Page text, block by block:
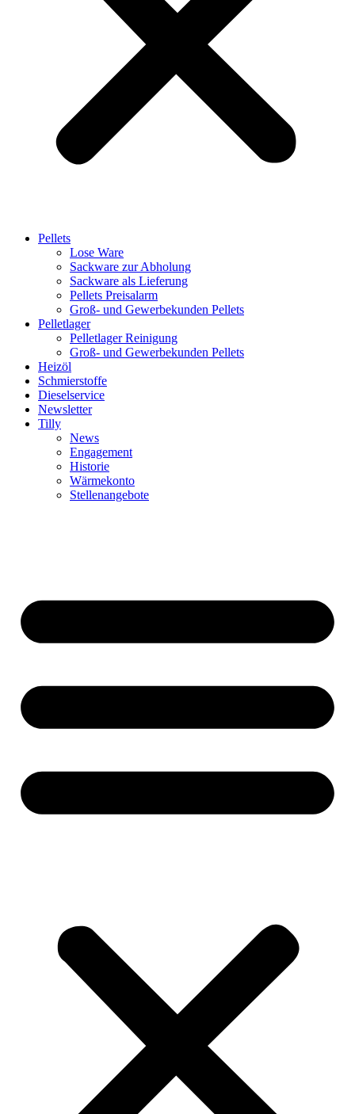
Pellets
Lose Ware
Sackware zur Abholung
Sackware als Lieferung
Pellets Preisalarm
Groß- und Gewerbekunden Pellets
Pelletlager
Pelletlager Reinigung
Groß- und Gewerbekunden Pellets
Heizöl
Schmierstoffe
Dieselservice
Newsletter
Tilly
News
Engagement
Historie
Wärmekonto
Stellenangebote